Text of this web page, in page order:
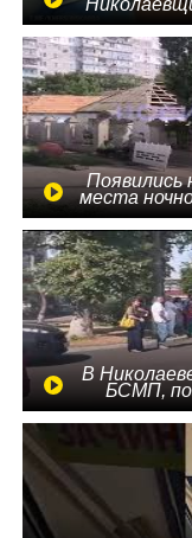
Появились
места
В
БСМП,